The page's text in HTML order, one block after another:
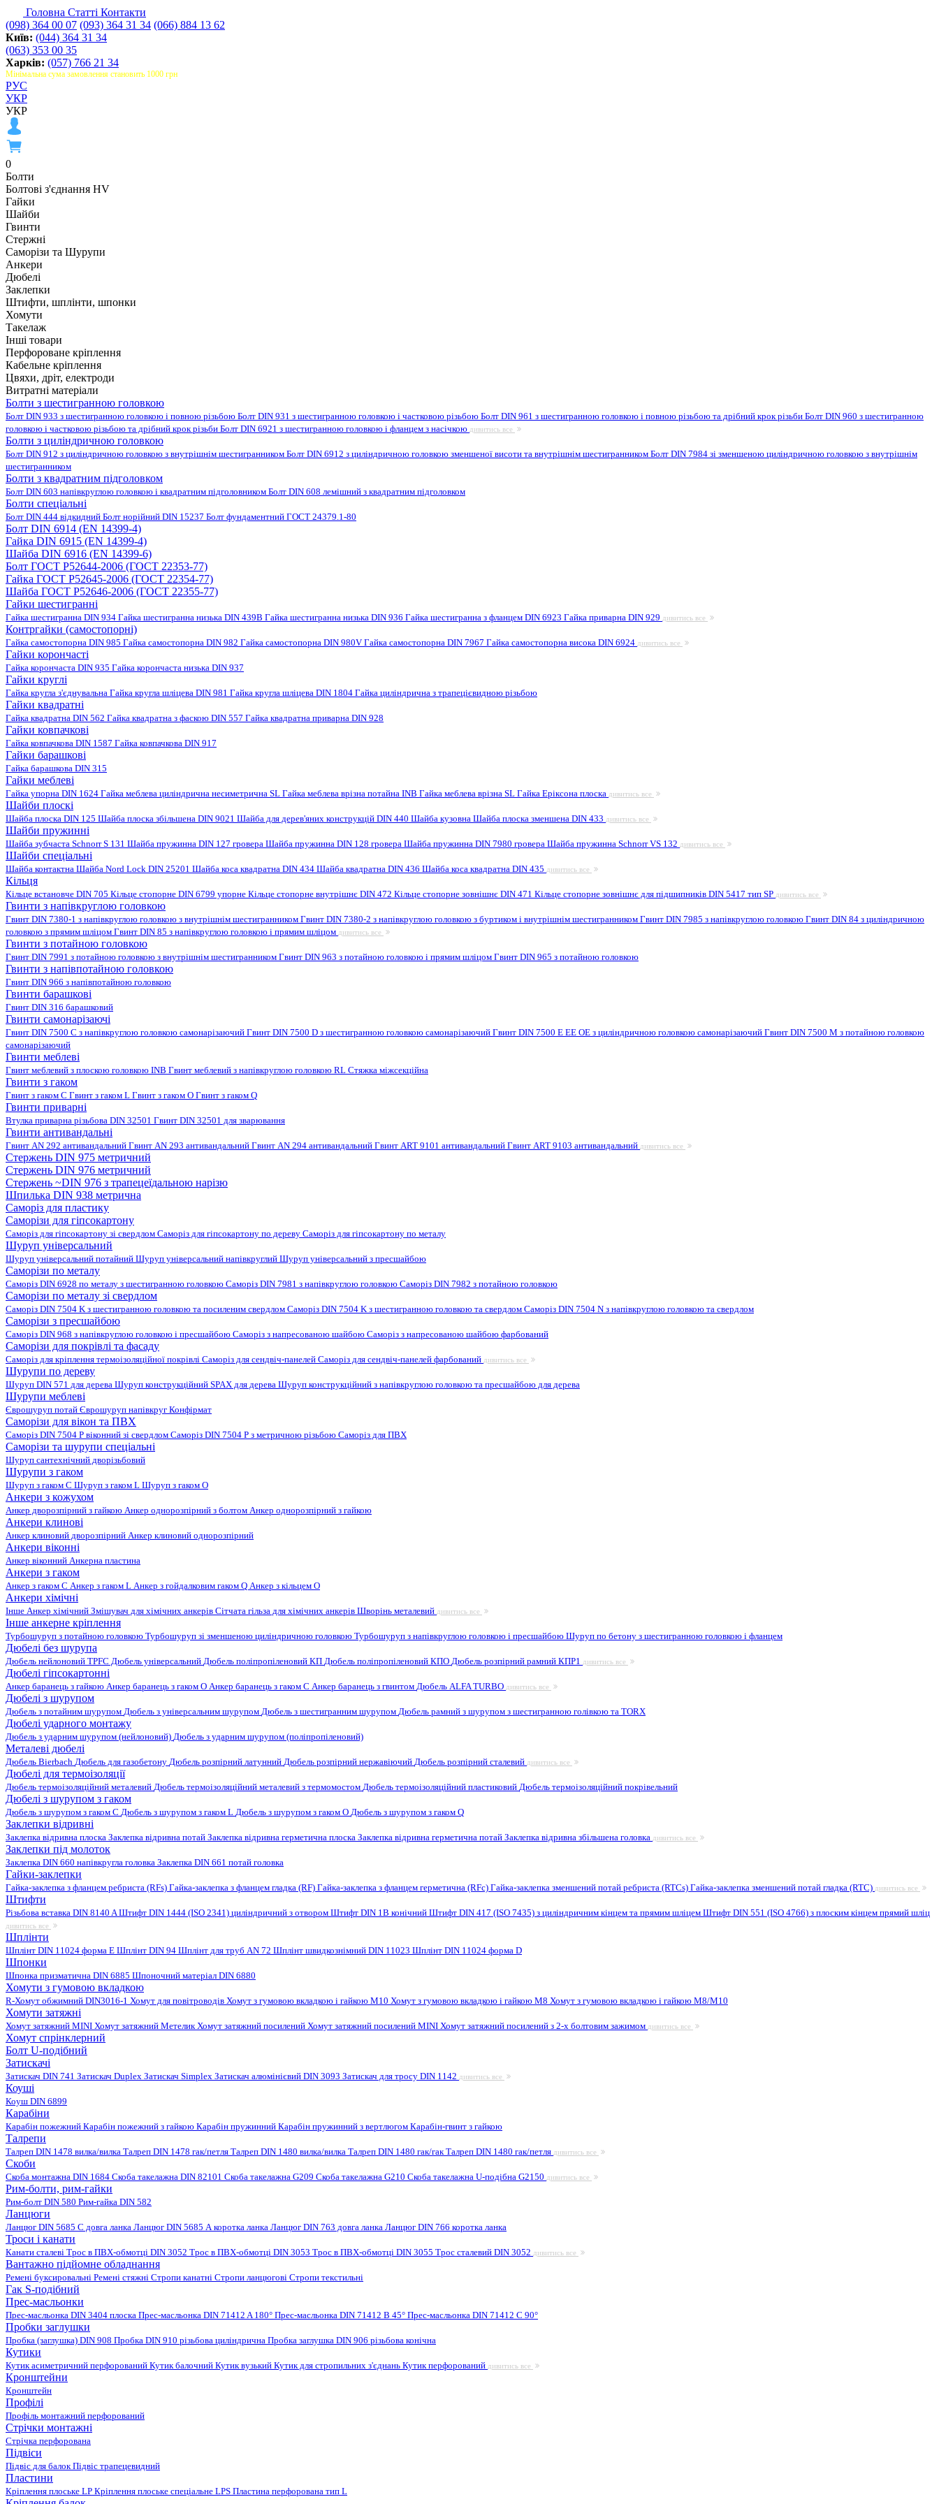
Головна Статті Контакти
(098) 364 00 07 (093) 364 31 34 (066) 884 13 62
Київ: (044) 364 31 34
(063) 353 00 35
Харків: (057) 766 21 34
Мінімальна сума замовлення становить 1000 грн
РУС
УКР
УКР
0
Болти
Болтові з'єднання HV
Гайки
Шайби
Гвинти
Стержні
Саморізи та Шурупи
Анкери
Дюбелі
Заклепки
Штифти, шплінти, шпонки
Хомути
Такелаж
Інші товари
Перфороване кріплення
Кабельне кріплення
Цвяхи, дріт, електроди
Витратні матеріали
Болти з шестигранною головкою
Болт DIN 933 з шестигранною головкою і повною різьбою Болт DIN 931 з шестигранною головкою і частковою різьбою Болт DIN 961 з шестигранною головкою і повною різьбою та дрібний крок різьби Болт DIN 960 з шестигранною
головкою і частковою різьбою та дрібний крок різьби Болт DIN 6921 з шестигранною головкою і фланцем з насічкою дивитись все
Болти з циліндричною головкою
Болт DIN 912 з циліндричною головкою з внутрішнім шестигранником Болт DIN 6912 з циліндричною головкою зменшеної висоти та внутрішнім шестигранником Болт DIN 7984 зі зменшеною циліндричною головкою з внутрішнім
шестигранником
Болти з квадратним підголовком
Болт DIN 603 напівкруглою головкою і квадратним підголовником Болт DIN 608 лемішний з квадратним підголовком
Болти спеціальні
Болт DIN 444 відкидний Болт норійний DIN 15237 Болт фундаментний ГОСТ 24379.1-80
Болт DIN 6914 (EN 14399-4)
Гайка DIN 6915 (EN 14399-4)
Шайба DIN 6916 (EN 14399-6)
Болт ГОСТ Р52644-2006 (ГОСТ 22353-77)
Гайка ГОСТ Р52645-2006 (ГОСТ 22354-77)
Шайба ГОСТ Р52646-2006 (ГОСТ 22355-77)
Гайки шестигранні
Гайка шестигранна DIN 934 Гайка шестигранна низька DIN 439B Гайка шестигранна низька DIN 936 Гайка шестигранна з фланцем DIN 6923 Гайка приварна DIN 929 дивитись все
Контргайки (самостопорні)
Гайка самостопорна DIN 985 Гайка самостопорна DIN 982 Гайка самостопорна DIN 980V Гайка самостопорна DIN 7967 Гайка самостопорна висока DIN 6924 дивитись все
Гайки корончасті
Гайка корончаста DIN 935 Гайка корончаста низька DIN 937
Гайки круглі
Гайка кругла з'єднувальна Гайка кругла шліцева DIN 981 Гайка кругла шліцева DIN 1804 Гайка циліндрична з трапецієвидною різьбою
Гайки квадратні
Гайка квадратна DIN 562 Гайка квадратна з фаскою DIN 557 Гайка квадратна приварна DIN 928
Гайки ковпачкові
Гайка ковпачкова DIN 1587 Гайка ковпачкова DIN 917
Гайки барашкові
Гайка барашкова DIN 315
Гайки меблеві
Гайка упорна DIN 1624 Гайка меблева циліндрична несиметрична SL Гайка меблева врізна потайна INB Гайка меблева врізна SL Гайка Еріксона плоска дивитись все
Шайби плоскі
Шайба плоска DIN 125 Шайба плоска збільшена DIN 9021 Шайба для дерев'яних конструкцій DIN 440 Шайба кузовна Шайба плоска зменшена DIN 433 дивитись все
Шайби пружинні
Шайба зубчаста Schnorr S 131 Шайба пружинна DIN 127 гровера Шайба пружинна DIN 128 гровера Шайба пружинна DIN 7980 гровера Шайба пружинна Schnorr VS 132 дивитись все
Шайби спеціальні
Шайба контактна Шайба Nord Lock DIN 25201 Шайба коса квадратна DIN 434 Шайба квадратна DIN 436 Шайба коса квадратна DIN 435 дивитись все
Кільця
Кільце встановче DIN 705 Кільце стопорне DIN 6799 упорне Кільце стопорне внутрішнє DIN 472 Кільце стопорне зовнішнє DIN 471 Кільце стопорне зовнішнє для підшипників DIN 5417 тип SP дивитись все
Гвинти з напівкруглою головкою
Гвинт DIN 7380-1 з напівкруглою головкою з внутрішнім шестигранником Гвинт DIN 7380-2 з напівкруглою головкою з буртиком і внутрішнім шестигранником Гвинт DIN 7985 з напівкруглою головкою Гвинт DIN 84 з циліндричною
головкою з прямим шліцом Гвинт DIN 85 з напівкруглою головкою і прямим шліцом дивитись все
Гвинти з потайною головкою
Гвинт DIN 7991 з потайною головкою з внутрішнім шестигранником Гвинт DIN 963 з потайною головкою і прямим шліцом Гвинт DIN 965 з потайною головкою
Гвинти з напівпотайною головкою
Гвинт DIN 966 з напівпотайною головкою
Гвинти барашкові
Гвинт DIN 316 барашковий
Гвинти самонарізаючі
Гвинт DIN 7500 C з напівкруглою головкою самонарізаючий Гвинт DIN 7500 D з шестигранною головкою самонарізаючий Гвинт DIN 7500 E EE OE з циліндричною головкою самонарізаючий Гвинт DIN 7500 M з потайною головкою
самонарізаючий
Гвинти меблеві
Гвинт меблевий з плоскою головкою INB Гвинт меблевий з напівкруглою головкою RL Стяжка міжсекційна
Гвинти з гаком
Гвинт з гаком C Гвинт з гаком L Гвинт з гаком O Гвинт з гаком Q
Гвинти приварні
Втулка приварна різьбова DIN 32501 Гвинт DIN 32501 для зварювання
Гвинти антивандальні
Гвинт AN 292 антивандальний Гвинт AN 293 антивандальний Гвинт AN 294 антивандальний Гвинт ART 9101 антивандальний Гвинт ART 9103 антивандальний дивитись все
Стержень DIN 975 метричний
Стержень DIN 976 метричний
Стержень ~DIN 976 з трапецеїдальною нарізю
Шпилька DIN 938 метрична
Саморіз для пластику
Саморізи для гіпсокартону
Саморіз для гіпсокартону зі свердлом Саморіз для гіпсокартону по дереву Саморіз для гіпсокартону по металу
Шуруп універсальний
Шуруп універсальний потайний Шуруп універсальний напівкруглий Шуруп універсальний з пресшайбою
Саморізи по металу
Саморіз DIN 6928 по металу з шестигранною головкою Саморіз DIN 7981 з напівкруглою головкою Саморіз DIN 7982 з потайною головкою
Саморізи по металу зі свердлом
Саморіз DIN 7504 K з шестигранною головкою та посиленим свердлом Саморіз DIN 7504 K з шестигранною головкою та свердлом Саморіз DIN 7504 N з напівкруглою головкою та свердлом
Саморізи з пресшайбою
Саморіз DIN 968 з напівкруглою головкою і пресшайбою Саморіз з напресованою шайбою Саморіз з напресованою шайбою фарбований
Саморізи для покрівлі та фасаду
Саморіз для кріплення термоізоляційної покрівлі Саморіз для сендвіч-панелей Саморіз для сендвіч-панелей фарбований дивитись все
Шурупи по дереву
Шуруп DIN 571 для дерева Шуруп конструкційний SPAX для дерева Шуруп конструкційний з напівкруглою головкою та пресшайбою для дерева
Шурупи меблеві
Єврошуруп потай Єврошуруп напівкруг Конфірмат
Саморізи для вікон та ПВХ
Саморіз DIN 7504 P віконний зі свердлом Саморіз DIN 7504 P з метричною різьбою Саморіз для ПВХ
Саморізи та шурупи спеціальні
Шуруп сантехнічний дворізьбовий
Шурупи з гаком
Шуруп з гаком C Шуруп з гаком L Шуруп з гаком O
Анкери з кожухом
Анкер дворозпірний з гайкою Анкер однорозпірний з болтом Анкер однорозпірний з гайкою
Анкери клинові
Анкер клиновий дворозпірний Анкер клиновий однорозпірний
Анкери віконні
Анкер віконний Анкерна пластина
Анкери з гаком
Анкер з гаком C Анкер з гаком L Анкер з гойдалковим гаком Q Анкер з кільцем O
Анкери хімічні
Інше Анкер хімічний Змішувач для хімічних анкерів Сітчата гільза для хімічних анкерів Шворінь металевий дивитись все
Інше анкерне кріплення
Турбошуруп з потайною головкою Турбошуруп зі зменшеною циліндричною головкою Турбошуруп з напівкруглою головкою і пресшайбою Шуруп по бетону з шестигранною головкою і фланцем
Дюбелі без шурупа
Дюбель нейлоновий TPFC Дюбель універсальний Дюбель поліпропіленовий КП Дюбель поліпропіленовий КПО Дюбель розпірний рамний КПР1 дивитись все
Дюбелі гіпсокартонні
Анкер баранець з гайкою Анкер баранець з гаком O Анкер баранець з гаком С Анкер баранець з гвинтом Дюбель ALFA TURBO дивитись все
Дюбелі з шурупом
Дюбель з потайним шурупом Дюбель з універсальним шурупом Дюбель з шестигранним шурупом Дюбель рамний з шурупом з шестигранною голівкою та TORX
Дюбелі ударного монтажу
Дюбель з ударним шурупом (нейлоновий) Дюбель з ударним шурупом (поліпропіленовий)
Металеві дюбелі
Дюбель Bierbach Дюбель для газобетону Дюбель розпірний латунний Дюбель розпірний нержавіючий Дюбель розпірний сталевий дивитись все
Дюбелі для термоізоляції
Дюбель термоізоляційний металевий Дюбель термоізоляційний металевий з термомостом Дюбель термоізоляційний пластиковий Дюбель термоізоляційний покрівельний
Дюбелі з шурупом з гаком
Дюбель з шурупом з гаком C Дюбель з шурупом з гаком L Дюбель з шурупом з гаком O Дюбель з шурупом з гаком Q
Заклепки відривні
Заклепка відривна плоска Заклепка відривна потай Заклепка відривна герметична плоска Заклепка відривна герметична потай Заклепка відривна збільшена головка дивитись все
Заклепки під молоток
Заклепка DIN 660 напівкругла головка Заклепка DIN 661 потай головка
Гайки-заклепки
Гайка-заклепка з фланцем ребриста (RFs) Гайка-заклепка з фланцем гладка (RF) Гайка-заклепка з фланцем герметична (RFc) Гайка-заклепка зменшений потай ребриста (RTCs) Гайка-заклепка зменшений потай гладка (RTC) дивитись все
Штифти
Різьбова вставка DIN 8140 AШтифт DIN 1444 (ISO 2341) циліндричний з отвором Штифт DIN 1B конічний Штифт DIN 417 (ISO 7435) з циліндричним кінцем та прямим шліцем Штифт DIN 551 (ISO 4766) з плоским кінцем прямий шліц
дивитись все
Шплінти
Шплінт DIN 11024 форма E Шплінт DIN 94 Шплінт для труб AN 72 Шплінт швидкознімний DIN 11023 Шплінт DIN 11024 форма D
Шпонки
Шпонка призматична DIN 6885 Шпоночний матеріал DIN 6880
Хомути з гумовою вкладкою
R-Хомут обжимний DIN3016-1 Хомут для повітроводів Хомут з гумовою вкладкою і гайкою M10 Хомут з гумовою вкладкою і гайкою M8 Хомут з гумовою вкладкою і гайкою М8/M10
Хомути затяжні
Хомут затяжний MINI Хомут затяжний МетеликХомут затяжний посилений Хомут затяжний посилений MINI Хомут затяжний посилений з 2-х болтовим зажимом дивитись все
Хомут спрінклерний
Болт U-подібний
Затискачі
Затискач DIN 741 Затискач Duplex Затискач Simplex Затискач алюмінієвий DIN 3093 Затискач для тросу DIN 1142 дивитись все
Коуші
Коуш DIN 6899
Карабіни
Карабін пожежний Карабін пожежний з гайкою Карабін пружинний Карабін пружинний з вертлюгом Карабін-гвинт з гайкою
Талрепи
Талреп DIN 1478 вилка/вилка Талреп DIN 1478 гак/петля Талреп DIN 1480 вилка/вилка Талреп DIN 1480 гак/гакТалреп DIN 1480 гак/петля дивитись все
Скоби
Скоба монтажна DIN 1684 Скоба такелажна DIN 82101 Скоба такелажна G209 Скоба такелажна G210 Скоба такелажна U-подібна G2150 дивитись все
Рим-болти, рим-гайки
Рим-болт DIN 580 Рим-гайка DIN 582
Ланцюги
Ланцюг DIN 5685 C довга ланка Ланцюг DIN 5685 А коротка ланка Ланцюг DIN 763 довга ланка Ланцюг DIN 766 коротка ланка
Троси і канати
Канати сталеві Трос в ПВХ-обмотці DIN 3052 Трос в ПВХ-обмотці DIN 3053 Трос в ПВХ-обмотці DIN 3055 Трос сталевий DIN 3052 дивитись все
Вантажно підйомне обладнання
Ремені буксировальні Ремені стяжні Стропи канатні Стропи ланцюгові Стропи текстильні
Гак S-подібний
Прес-масльонки
Прес-масльонка DIN 3404 плоска Прес-масльонка DIN 71412 A 180° Прес-масльонка DIN 71412 B 45° Прес-масльонка DIN 71412 C 90°
Пробки заглушки
Пробка (заглушка) DIN 908 Пробка DIN 910 різьбова циліндрична Пробка заглушка DIN 906 різьбова конічна
Кутики
Кутик асиметричний перфорований Кутик балочний Кутик вузький Кутик для стропильних з'єднань Кутик перфорований дивитись все
Кронштейни
Кронштейн
Профілі
Профіль монтажний перфорований
Стрічки монтажні
Стрічка перфорована
Підвіси
Підвіс для балокПідвіс трапецевидний
Пластини
Кріплення плоське LP Кріплення плоське спеціальне LPS Пластина перфорована тип L